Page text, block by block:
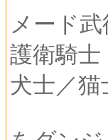
メード武
護衛騎士
犬士／